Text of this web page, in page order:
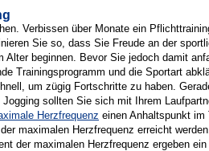
Verbissen über Monate ein
Sie so, dass Sie Freude an der
Alter beginnen. Bevor Sie jedoch damit
Trainingsprogramm und die Sportart
um zügig Fortschritte zu haben.
sollten Sie sich mit Ihrem
Herzfrequenz einen Anhaltspunkt
maximalen Herzfrequenz erreicht
der maximalen Herzfrequenz ergeben